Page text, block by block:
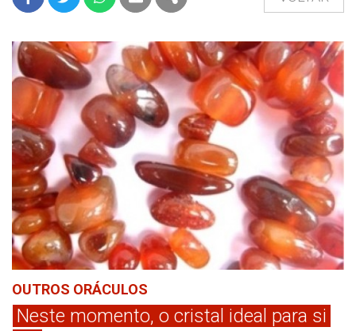
FACEBOOK
TWITTERWHATSAPP
E-MAILPARTILHAR
OUTROS ORÁCULOS
Neste momento, o cristal ideal para si